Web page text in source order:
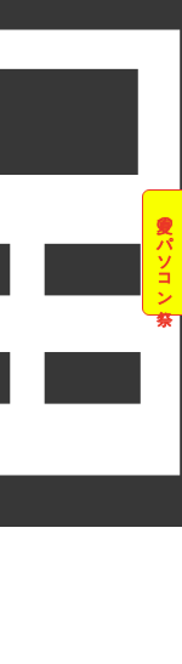
夏のパソコン祭